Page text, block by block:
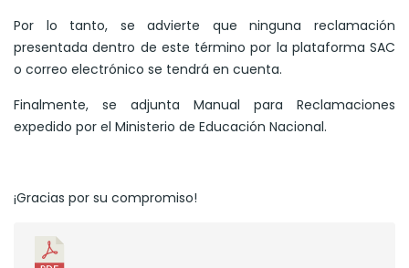
Por lo tanto, se advierte que ninguna reclamación
presentada dentro de este término por la plataforma SAC
o correo electrónico se tendrá en cuenta.
Finalmente, se adjunta Manual para Reclamaciones
expedido por el Ministerio de Educación Nacional.
¡Gracias por su compromiso!